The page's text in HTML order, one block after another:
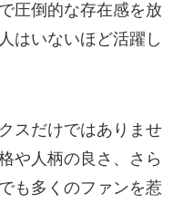
圧倒的な存在感を放
はいないほど活躍し
スだけではありませ
や人柄の良さ、さら
も多くのファンを惹